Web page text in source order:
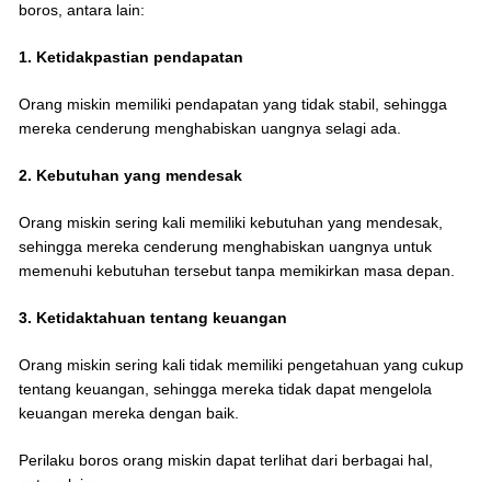
boros, antara lain:
1. Ketidakpastian pendapatan
Orang miskin memiliki pendapatan yang tidak stabil, sehingga
mereka cenderung menghabiskan uangnya selagi ada.
2. Kebutuhan yang mendesak
Orang miskin sering kali memiliki kebutuhan yang mendesak,
sehingga mereka cenderung menghabiskan uangnya untuk
memenuhi kebutuhan tersebut tanpa memikirkan masa depan.
3. Ketidaktahuan tentang keuangan
Orang miskin sering kali tidak memiliki pengetahuan yang cukup
tentang keuangan, sehingga mereka tidak dapat mengelola
keuangan mereka dengan baik.
Perilaku boros orang miskin dapat terlihat dari berbagai hal,